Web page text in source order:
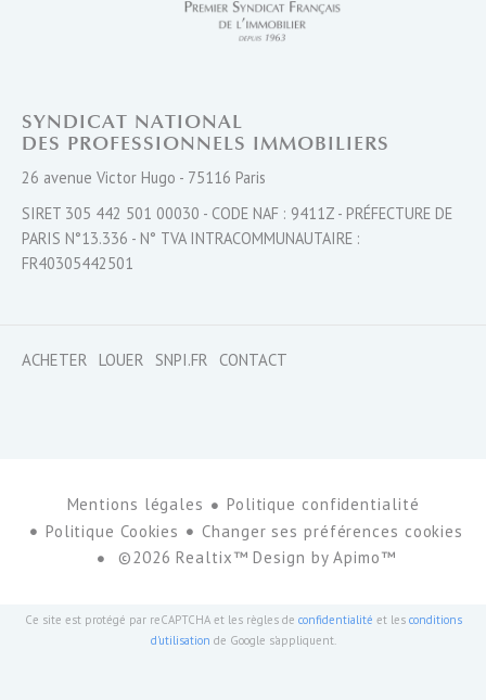
SYNDICAT NATIONAL
DES PROFESSIONNELS IMMOBILIERS
26 avenue Victor Hugo - 75116 Paris
SIRET 305 442 501 00030 - CODE NAF : 9411Z - PRÉFECTURE DE
PARIS N°13.336 - N° TVA INTRACOMMUNAUTAIRE :
FR40305442501
ACHETER LOUER SNPI.FR CONTACT
Mentions légales
Politique confidentialité
Politique Cookies
Changer ses préférences cookies
©2026 Realtix™ Design byApimo™
Ce site est protégé par reCAPTCHA et les règles de confidentialité et les conditions
d'utilisation de Google s'appliquent.